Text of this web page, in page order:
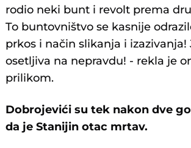
rodio neki bunt i revolt prema
To buntovništvo se kasnije
prkos i način slikanja i izazivanja!
osetljiva na nepravdu! - rekla je
prilikom.
Dobrojevići su tek nakon dve
da je Stanijin otac mrtav.